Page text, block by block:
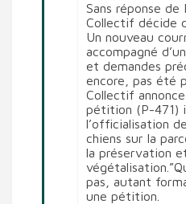
Sans réponse de
Collectif décide
Un nouveau
accompagné
et demandes
encore, pas été
Collectif
pétition (P-471)
l’officialisation
chiens sur la
la préservation
pas, autant
une pétition.